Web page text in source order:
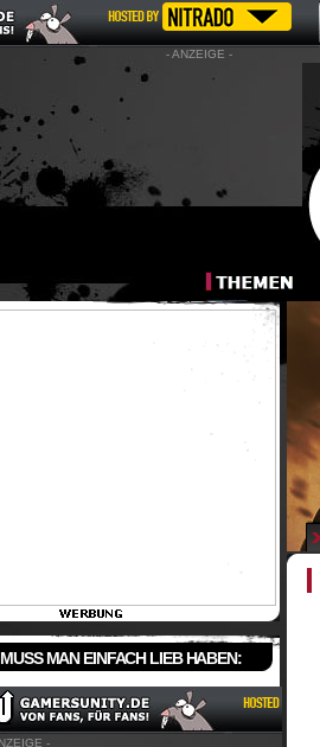
- ANZEIGE -
MUSS MAN EINFACH LIEB HABEN: